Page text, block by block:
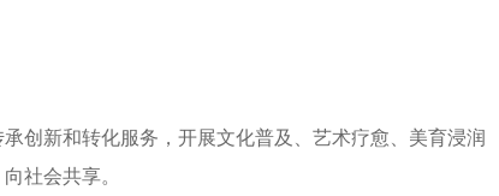
新和转化服务，开展文化普及、艺术疗愈、美育浸润
社会共享。